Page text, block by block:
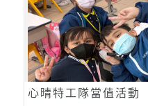
心晴特工隊當值活動